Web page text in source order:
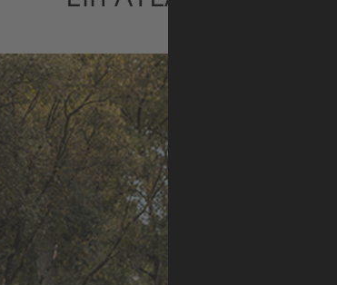
Das ATLAS vereint ein übergreifendes
Gravelbike. Alle Modelle sind
wecken Abenteuerlust und
wie du möchtest. Immer und immer